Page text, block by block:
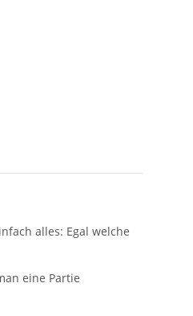
alles: Egal welche
eine Partie